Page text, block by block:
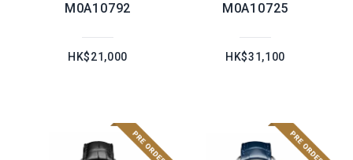
M0A10792
HK$21,000
M0A10725
HK$31,100